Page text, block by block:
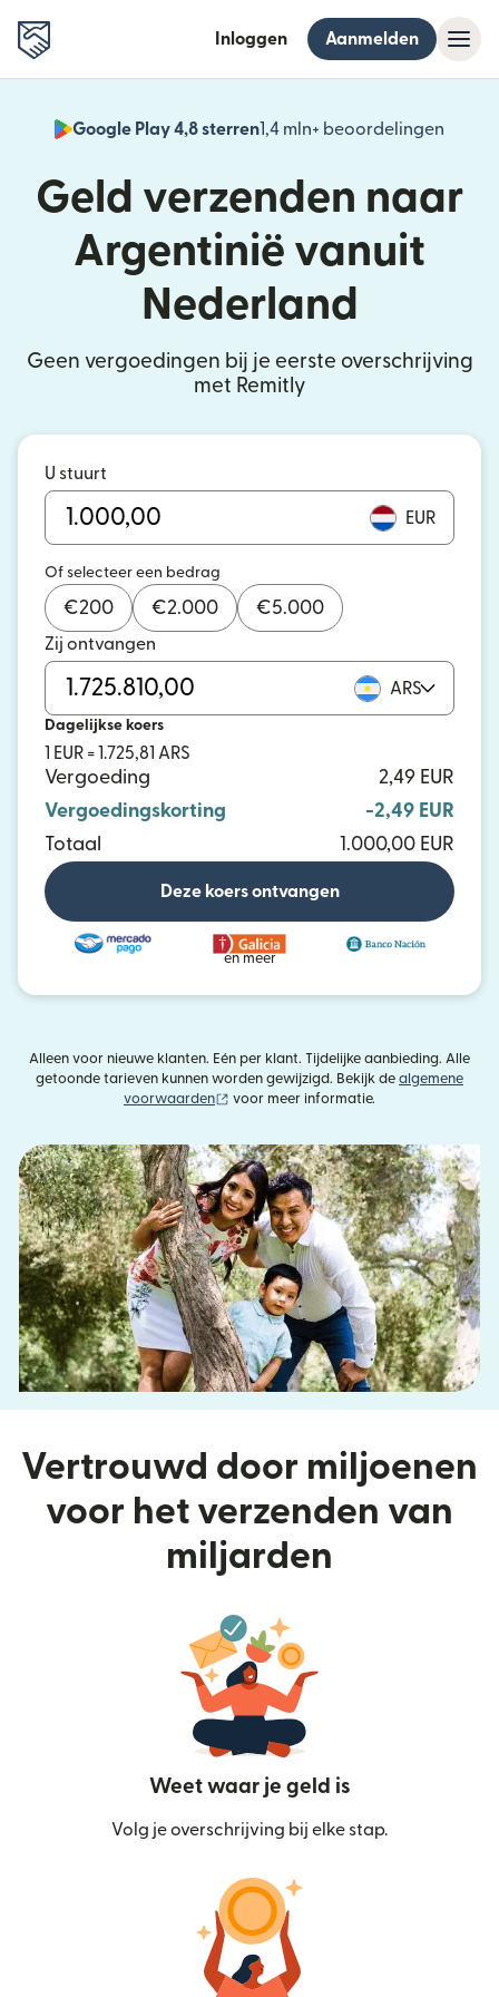
Inloggen Aanmelden
Google Play 4,8 sterren1,4 mln+ beoordelingen
Geld verzenden naar
Argentinië vanuit
Nederland
Geen vergoedingen bij je eerste overschrijving
met Remitly
U stuurt
EUR
Of selecteer een bedrag
€200 €2.000 €5.000
Zij ontvangen
ARS
Dagelijkse koers
1 EUR = 1.725,81 ARS
Vergoeding
2,49 EUR
Vergoedingskorting
-2,49 EUR
Totaal
1.000,00 EUR
Deze koers ontvangen
en meer
Alleen voor nieuwe klanten. Eén per klant. Tijdelijke aanbieding. Alle
getoonde tarieven kunnen worden gewijzigd. Bekijk de algemene
voorwaarden
(wordt geopend in een nieuw venster)
voor meer informatie.
Vertrouwd door miljoenen
voor het verzenden van
miljarden
Weet waar je geld is
Volg je overschrijving bij elke stap.